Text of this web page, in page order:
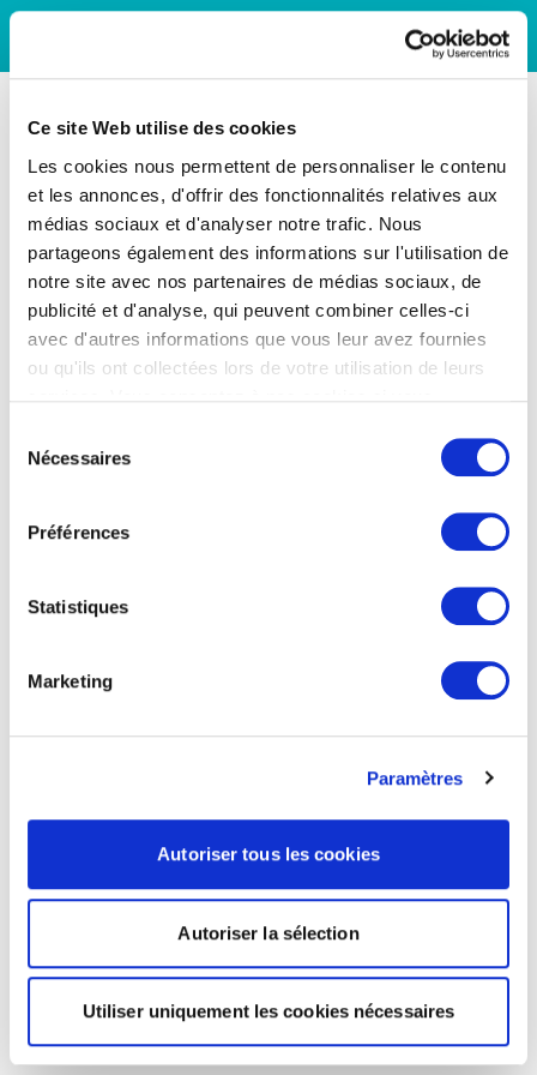
Ce site Web utilise des cookies
Les cookies nous permettent de personnaliser le contenu
et les annonces, d'offrir des fonctionnalités relatives aux
médias sociaux et d'analyser notre trafic. Nous
partageons également des informations sur l'utilisation de
notre site avec nos partenaires de médias sociaux, de
publicité et d'analyse, qui peuvent combiner celles-ci
avec d'autres informations que vous leur avez fournies
ou qu'ils ont collectées lors de votre utilisation de leurs
Nécessaires
Préférences
Statistiques
Marketing
Paramètres
Autoriser tous les cookies
Autoriser la sélection
Utiliser uniquement les cookies nécessaires